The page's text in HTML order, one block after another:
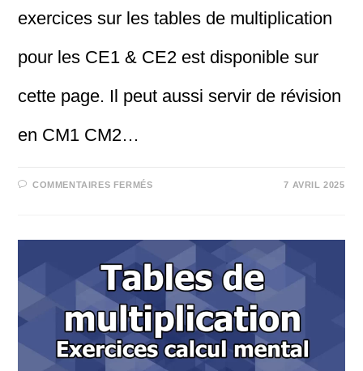
exercices sur les tables de multiplication
pour les CE1 & CE2 est disponible sur
cette page. Il peut aussi servir de révision
en CM1 CM2…
COMMENTAIRES FERMÉSSUR
ANNÉE
CALCUL
MENTAL
CE1
–
PDF
7 AVRIL 2025